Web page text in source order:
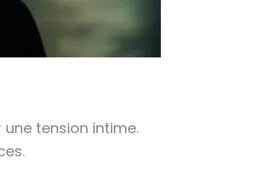
tension intime.